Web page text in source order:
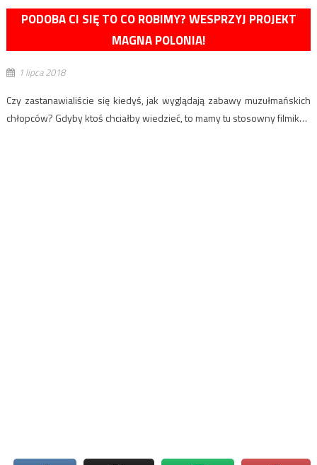
PODOBA CI SIĘ TO CO ROBIMY? WESPRZYJ PROJEKT
MAGNA POLONIA!
1 lipca 2018
Czy zastanawialiście się kiedyś, jak wyglądają zabawy muzułmańskich
chłopców? Gdyby ktoś chciałby wiedzieć, to mamy tu stosowny filmik…